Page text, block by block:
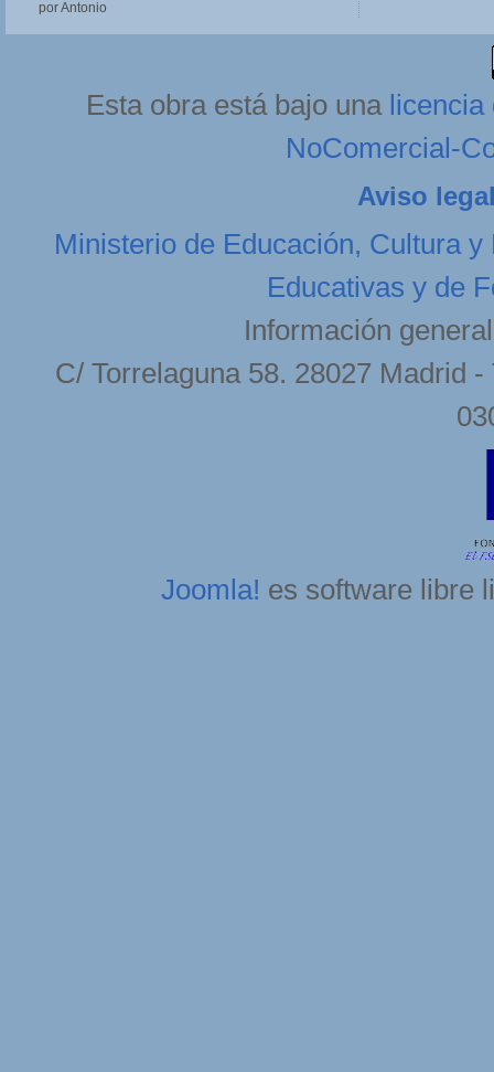
por Antonio
Esta obra está bajo una licencia
NoComercial-
Aviso
Ministerio de Educación, Cultura y
Educativas y de
Información
C/ Torrelaguna 58. 28027 Madrid
Joomla! es software libre